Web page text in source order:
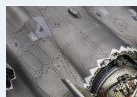
s
g
i
o